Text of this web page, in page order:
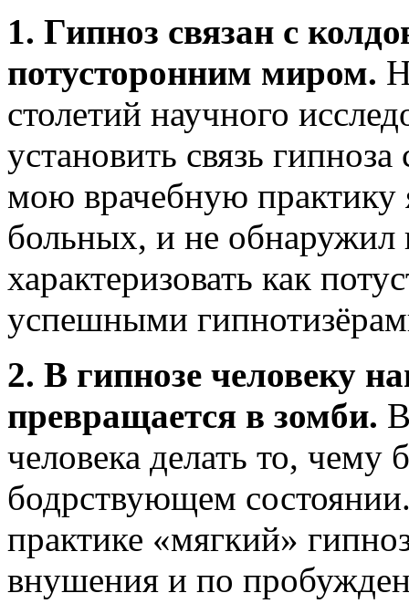
1. Гипноз связан с
потусторонним миром.
столетий научного
установить связь
мою врачебную практику
больных, и не
характеризовать как
успешными
2. В гипнозе человеку
превращается в зомби.
человека делать то, чему
бодрствующем
практике «мягкий»
внушения и по